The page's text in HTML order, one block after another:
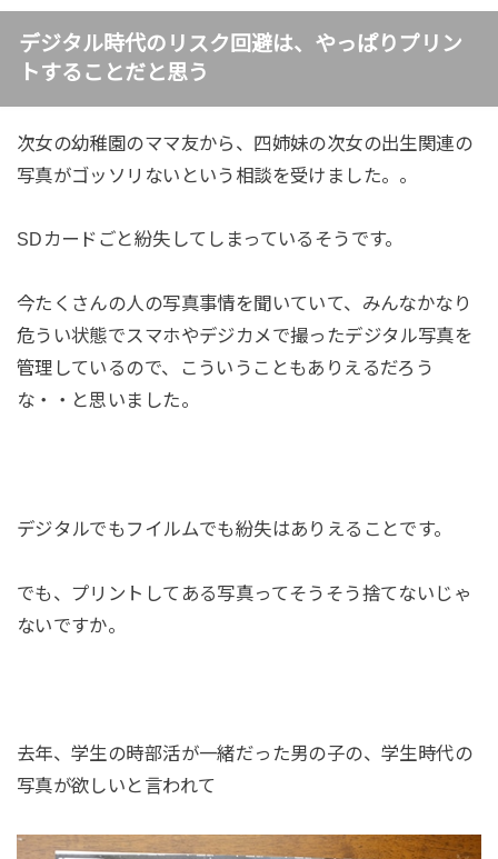
デジタル時代のリスク回避は、やっぱりプリン
トすることだと思う
次女の幼稚園のママ友から、四姉妹の次女の出生関連の
写真がゴッソリないという相談を受けました。。
SDカードごと紛失してしまっているそうです。
今たくさんの人の写真事情を聞いていて、みんなかなり
危うい状態でスマホやデジカメで撮ったデジタル写真を
管理しているので、こういうこともありえるだろう
な・・と思いました。
デジタルでもフイルムでも紛失はありえることです。
でも、プリントしてある写真ってそうそう捨てないじゃ
ないですか。
去年、学生の時部活が一緒だった男の子の、学生時代の
写真が欲しいと言われて